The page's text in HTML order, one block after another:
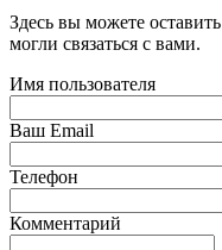
Здесь вы можете
могли связаться с вами.
Имя пользователя
Ваш Email
Телефон
Комментарий